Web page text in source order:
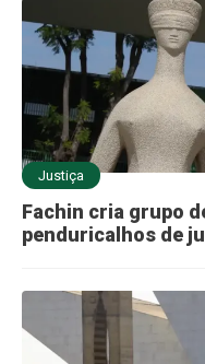
Justiça
Fachin cria grupo
penduricalhos de